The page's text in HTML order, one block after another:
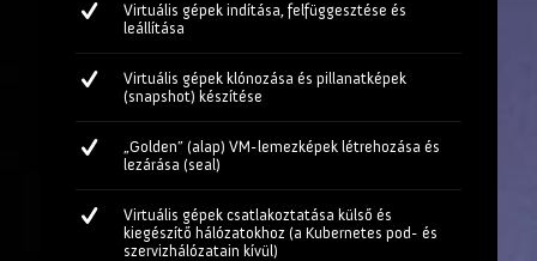
Virtuális gépek indítása, felfüggesztése és
leállítása
Virtuális gépek klónozása és pillanatképek
(snapshot) készítése
„Golden” (alap) VM-lemezképek létrehozása és
lezárása (seal)
Virtuális gépek csatlakoztatása külső és
kiegészítő hálózatokhoz (a Kubernetes pod- és
szervizhálózatain kívül)